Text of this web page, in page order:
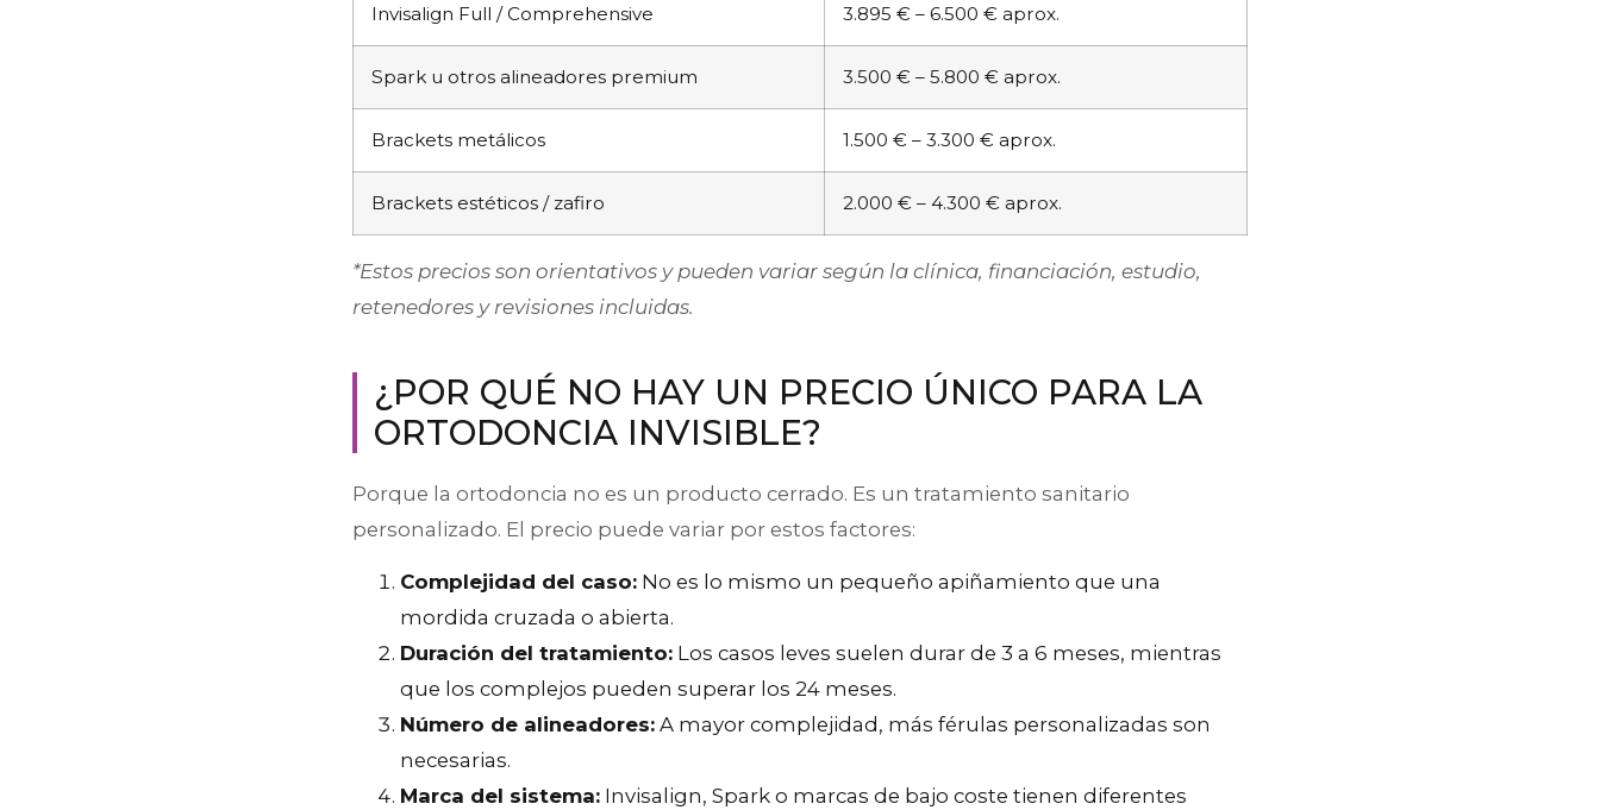
Invisalign Full / Comprehensive 3.895 € – 6.500 € aprox.
Spark u otros alineadores premium 3.500 € – 5.800 € aprox.
Brackets metálicos 1.500 € – 3.300 € aprox.
Brackets estéticos / zafiro 2.000 € – 4.300 € aprox.
*Estos precios son orientativos y pueden variar según la clínica, financiación, estudio,
retenedores y revisiones incluidas.
¿POR QUÉ NO HAY UN PRECIO ÚNICO PARA LA
ORTODONCIA INVISIBLE?
Porque la ortodoncia no es un producto cerrado. Es un tratamiento sanitario
personalizado. El precio puede variar por estos factores:
Complejidad del caso: No es lo mismo un pequeño apiñamiento que una
mordida cruzada o abierta.
Duración del tratamiento: Los casos leves suelen durar de 3 a 6 meses, mientras
que los complejos pueden superar los 24 meses.
Número de alineadores: A mayor complejidad, más férulas personalizadas son
necesarias.
Marca del sistema: Invisalign, Spark o marcas de bajo coste tienen diferentes